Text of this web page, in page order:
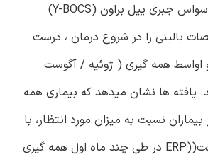
GOCS (و مقیاس وسواس جبری ییل براون (Y-BOCS)
بالینی را در شروع درمان ، درست
اواسط همه گیری ( ژوئیه / آگوست
یافته ها نشان میدهد که بیماری همه
19 در اکثر بیماران نسبت به میزان مورد انتظار، با
کاهش میزان پیشرفت((ERP در طی چند ماه اول همه گیری